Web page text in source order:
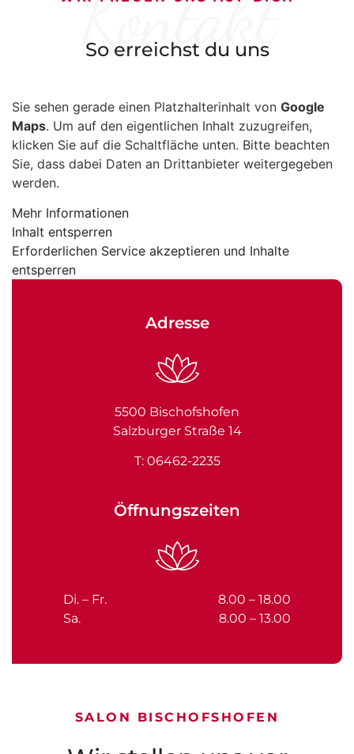
So erreichst du uns
Kontakt
Sie sehen gerade einen Platzhalterinhalt von Google
Maps. Um auf den eigentlichen Inhalt zuzugreifen,
klicken Sie auf die Schaltfläche unten. Bitte beachten
Sie, dass dabei Daten an Drittanbieter weitergegeben
werden.
Mehr Informationen
Inhalt entsperren
Erforderlichen Service akzeptieren und Inhalte
entsperren
Adresse
5500 Bischofshofen
Salzburger Straße 14
T: 06462-2235
Öffnungszeiten
Di. – Fr.
Sa.
8.00 – 18.00
8.00 – 13.00
SALON BISCHOFSHOFEN